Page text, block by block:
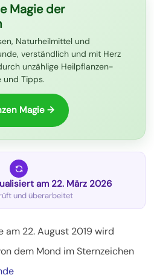
Magie der
Naturheilmittel und
verständlich und mit Herz
unzählige Heilpflanzen-
und Tipps.
Magie →
am 22. März 2026
und überarbeitet
am 22. August 2019 wird
dem Mond im Sternzeichen